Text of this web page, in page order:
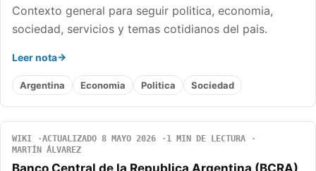
Contexto general para seguir politica, economia,
sociedad, servicios y temas cotidianos del pais.
Leer nota
Argentina Economia Politica Sociedad
WIKI ACTUALIZADO 8 MAYO 2026
1 MIN DE LECTURA
MARTÍN ÁLVAREZ